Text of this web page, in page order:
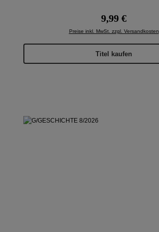
Regulärer Preis:
9,99 €
Preise inkl. MwSt. zzgl. Versandkosten
Titel kaufen